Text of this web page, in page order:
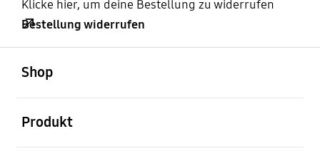
Klicke hier, um deine Bestellung zu widerrufen
Bestellung widerrufen
Shop
Produkt